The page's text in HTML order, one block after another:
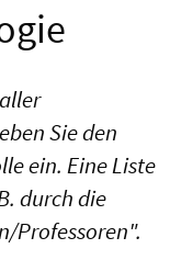
Sie den
ein. Eine Liste
durch die
Professoren".